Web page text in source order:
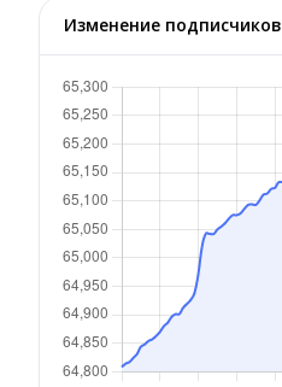
Изменение подписчиков